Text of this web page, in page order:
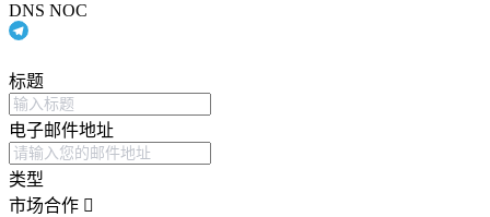
DNS NOC
标题
电子邮件地址
类型
市场合作